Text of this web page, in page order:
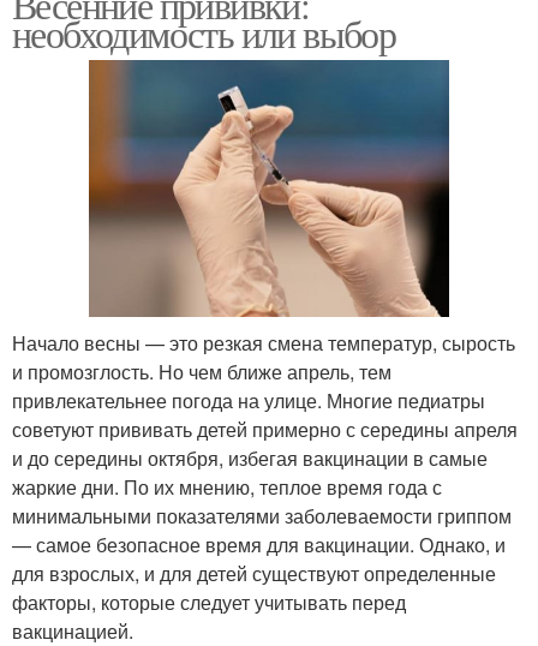
необходимость или выбор
Начало весны — это резкая смена температур, сырость
и промозглость. Но чем ближе апрель, тем
привлекательнее погода на улице. Многие педиатры
советуют прививать детей примерно с середины апреля
и до середины октября, избегая вакцинации в самые
жаркие дни. По их мнению, теплое время года с
минимальными показателями заболеваемости гриппом
— самое безопасное время для вакцинации. Однако, и
для взрослых, и для детей существуют определенные
факторы, которые следует учитывать перед
вакцинацией.